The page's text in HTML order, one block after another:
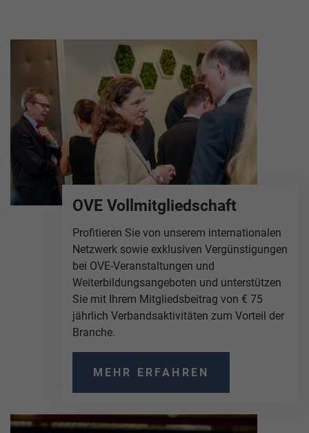
OVE Vollmitgliedschaft
Profitieren Sie von unserem internationalen
Netzwerk sowie exklusiven Vergünstigungen
bei OVE-Veranstaltungen und
Weiterbildungsangeboten und unterstützen
Sie mit Ihrem Mitgliedsbeitrag von € 75
jährlich Verbandsaktivitäten zum Vorteil der
Branche.
MEHR ERFAHREN